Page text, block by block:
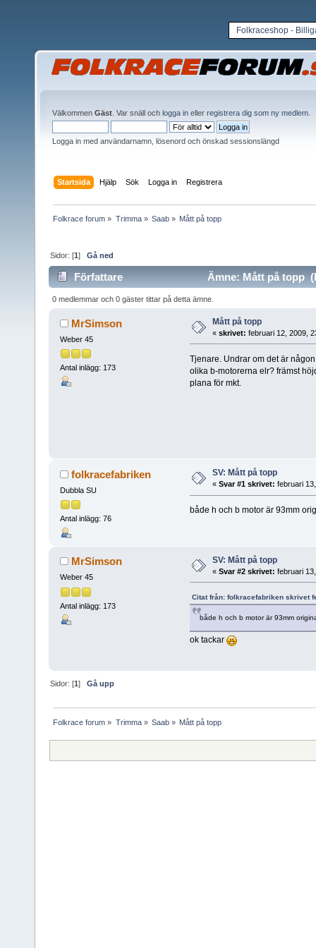
Folkraceshop -
Välkommen Gäst . Var snäll och logga in eller registrera dig som ny medlem
Logga in med användarnamn, lösenord och önskad sessionslängd
Startsida Hjälp Sök Logga in Registrera
Folkrace forum » Trimma» Saab» Mått på topp
Sidor: [1]Gå ned
Författare Ämne: Mått på topp
0 medlemmar och 0 gäster tittar på detta ämne.
MrSimson
Weber 45
Antal inlägg: 173
Mått på topp
« skrivet: februari 12, 2009,
Tjenare. Undrar om det är
olika b-motorerna elr? främst
plana för mkt.
folkracefabriken
Dubbla SU
Antal inlägg: 76
SV: Mått på topp
« Svar #1 skrivet: februari
både h och b motor är 93mm
MrSimson
Weber 45
Antal inlägg: 173
SV: Mått på topp
« Svar #2 skrivet: februari
Citat från: folkracefabriken skrivet
både h och b motor är 93mm
ok tackar
Sidor: [1]Gå upp
Folkrace forum » Trimma» Saab» Mått på topp